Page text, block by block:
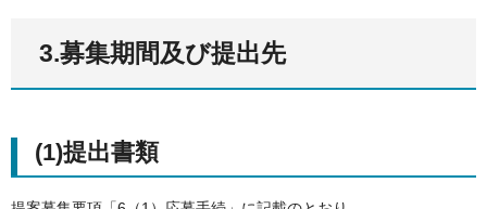
3.募集期間及び提出先
(1)提出書類